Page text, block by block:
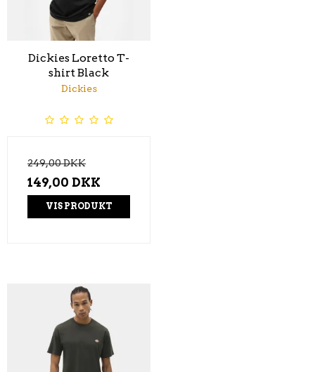
Dickies Loretto T-
shirt Black
Dickies
249,00 DKK
149,00 DKK
VIS PRODUKT